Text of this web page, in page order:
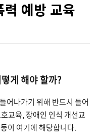
예방 교육
게 해야 할까?
어나가기 위해 반드시 들어
교육, 장애인 인식 개선교
이 여기에 해당합니다.